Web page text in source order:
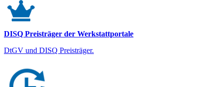
DISQ Preisträger der Werkstattportale
DtGV und DISQ Preisträger.